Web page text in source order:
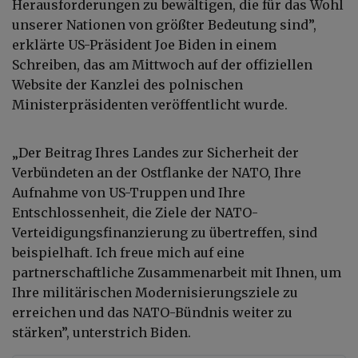
Herausforderungen zu bewältigen, die für das Wohl
unserer Nationen von größter Bedeutung sind”,
erklärte US-Präsident Joe Biden in einem
Schreiben, das am Mittwoch auf der offiziellen
Website der Kanzlei des polnischen
Ministerpräsidenten veröffentlicht wurde.
„Der Beitrag Ihres Landes zur Sicherheit der
Verbündeten an der Ostflanke der NATO, Ihre
Aufnahme von US-Truppen und Ihre
Entschlossenheit, die Ziele der NATO-
Verteidigungsfinanzierung zu übertreffen, sind
beispielhaft. Ich freue mich auf eine
partnerschaftliche Zusammenarbeit mit Ihnen, um
Ihre militärischen Modernisierungsziele zu
erreichen und das NATO-Bündnis weiter zu
stärken”, unterstrich Biden.